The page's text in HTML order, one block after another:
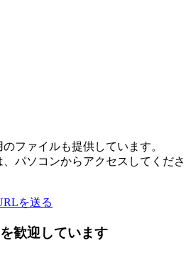
ファイルも提供しています。
パソコンからアクセスしてくださ
を送る
歓迎しています